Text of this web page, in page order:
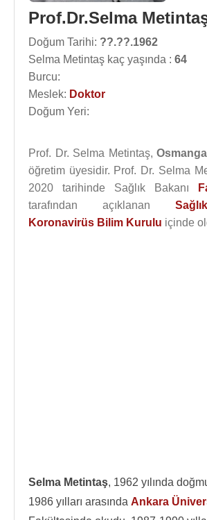
Prof.Dr.Selma
Doğum Tarihi: ??.??.1962
Selma Metintaş kaç yaşında : 64
Burcu:
Meslek: Doktor
Doğum Yeri:
Prof. Dr. Selma Metintaş,
öğretim üyesidir. Prof. Dr. Selma
2020 tarihinde Sağlık Bakanı
tarafından açıklanan
Koronavirüs Bilim Kurulu içinde
Selma Metintaş, 1962 yılında
1986 yılları arasında Ankara